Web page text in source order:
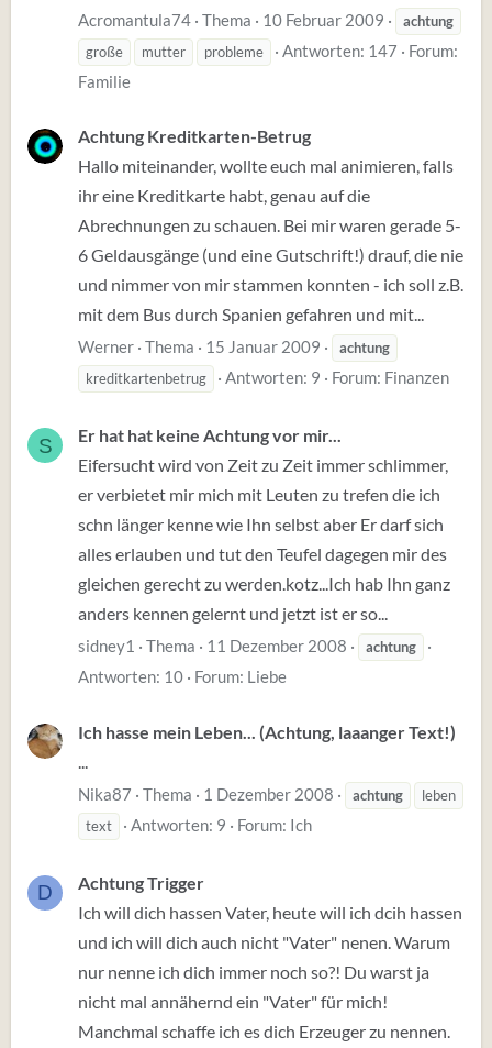
Acromantula74 Thema 10 Februar 2009
achtung
große
mutter probleme Antworten: 147
Forum:
Familie
Achtung Kreditkarten-Betrug
Hallo miteinander, wollte euch mal animieren, falls
ihr eine Kreditkarte habt, genau auf die
Abrechnungen zu schauen. Bei mir waren gerade 5-
6 Geldausgänge (und eine Gutschrift!) drauf, die nie
und nimmer von mir stammen konnten - ich soll z.B.
mit dem Bus durch Spanien gefahren und mit...
Werner Thema 15 Januar 2009
achtung
kreditkartenbetrug
Antworten: 9 Forum: Finanzen
S
Er hat hat keine Achtung vor mir...
Eifersucht wird von Zeit zu Zeit immer schlimmer,
er verbietet mir mich mit Leuten zu trefen die ich
schn länger kenne wie Ihn selbst aber Er darf sich
alles erlauben und tut den Teufel dagegen mir des
gleichen gerecht zu werden.kotz...Ich hab Ihn ganz
anders kennen gelernt und jetzt ist er so...
sidney1 Thema 11 Dezember 2008 achtung
Antworten: 10 Forum: Liebe
Ich hasse mein Leben... (Achtung, laaanger Text!)
Nika87 Thema 1 Dezember 2008 achtung
leben
text
Antworten: 9 Forum: Ich
D
Achtung Trigger
Ich will dich hassen Vater, heute will ich dcih hassen
und ich will dich auch nicht "Vater" nenen. Warum
nur nenne ich dich immer noch so?! Du warst ja
nicht mal annähernd ein "Vater" für mich!
Manchmal schaffe ich es dich Erzeuger zu nennen.